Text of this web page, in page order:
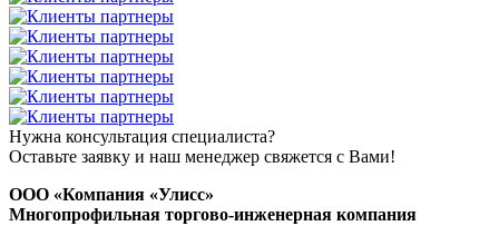
Нужна консультация специалиста?
Оставьте заявку и наш менеджер свяжется с Вами!
ООО «Компания «Улисс»
Многопрофильная торгово-инженерная компания